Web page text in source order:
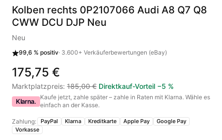
Kolben rechts 0P2107066 Audi A8 Q7 Q8
CWW DCU DJP Neu
Neu
99,6 % positiv· 3.600+ Verkäuferbewertungen (eBay)
175,75 €
Marktplatzpreis: 185,00 € Direktkauf-Vorteil −5 %
Klarna. Kaufe jetzt, zahle später – zahle in Raten mit Klarna. Wähle es
einfach an der Kasse.
Zahlung: PayPal Klarna Kreditkarte Apple Pay
Google Pay
Vorkasse